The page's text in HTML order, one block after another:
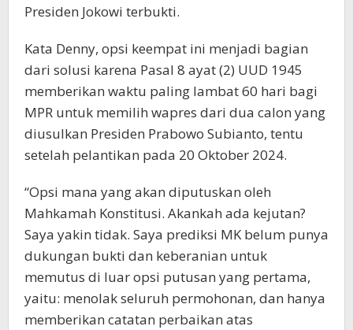
Presiden Jokowi terbukti.
Kata Denny, opsi keempat ini menjadi bagian
dari solusi karena Pasal 8 ayat (2) UUD 1945
memberikan waktu paling lambat 60 hari bagi
MPR untuk memilih wapres dari dua calon yang
diusulkan Presiden Prabowo Subianto, tentu
setelah pelantikan pada 20 Oktober 2024.
“Opsi mana yang akan diputuskan oleh
Mahkamah Konstitusi. Akankah ada kejutan?
Saya yakin tidak. Saya prediksi MK belum punya
dukungan bukti dan keberanian untuk
memutus di luar opsi putusan yang pertama,
yaitu: menolak seluruh permohonan, dan hanya
memberikan catatan perbaikan atas